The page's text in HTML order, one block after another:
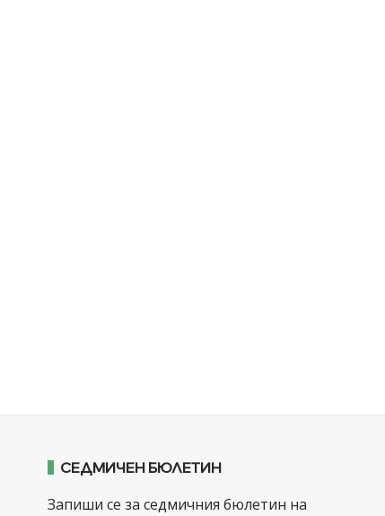
СЕДМИЧЕН БЮЛЕТИН
Запиши се за седмичния бюлетин на